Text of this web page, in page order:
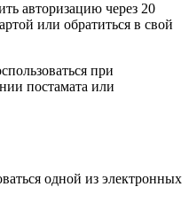
авторизацию через 20
или обратиться в свой
при
постамата или
одной из электронных